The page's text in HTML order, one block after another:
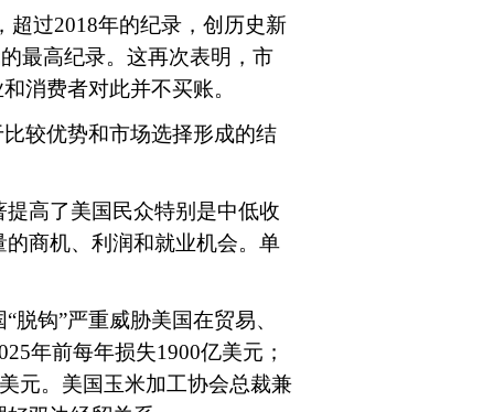
过2018年的纪录，创历史新
最高纪录。这再次表明，市
消费者对此并不买账。
较优势和市场选择形成的结
高了美国民众特别是中低收
商机、利润和就业机会。单
钩”严重威胁美国在贸易、
年前每年损失1900亿美元；
元。美国玉米加工协会总裁兼